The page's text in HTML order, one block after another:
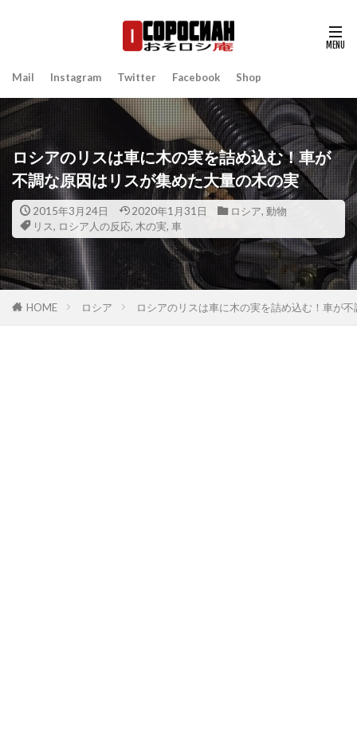
Mail Instagram Twitter Facebook Shop
ロシアのリスは車に木の実を詰め込む！車が
不調な原因はリスが集めた大量の木の実
2015年3月24日 2020年1月31日 ロシア, 動物
リス, ロシア人の反応, 木の実, 車
HOME ロシア ロシアのリスは車に木の実を詰め込む！車が